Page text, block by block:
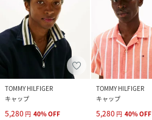
TOMMY HILFIGER
キャップ
5,280 円 40%OFF
TOMMY HILFIGER
キャップ
5,280 円 40%OFF